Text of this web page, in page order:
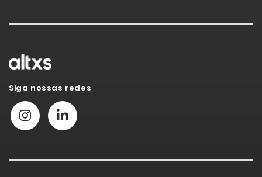
Siga nossas redes